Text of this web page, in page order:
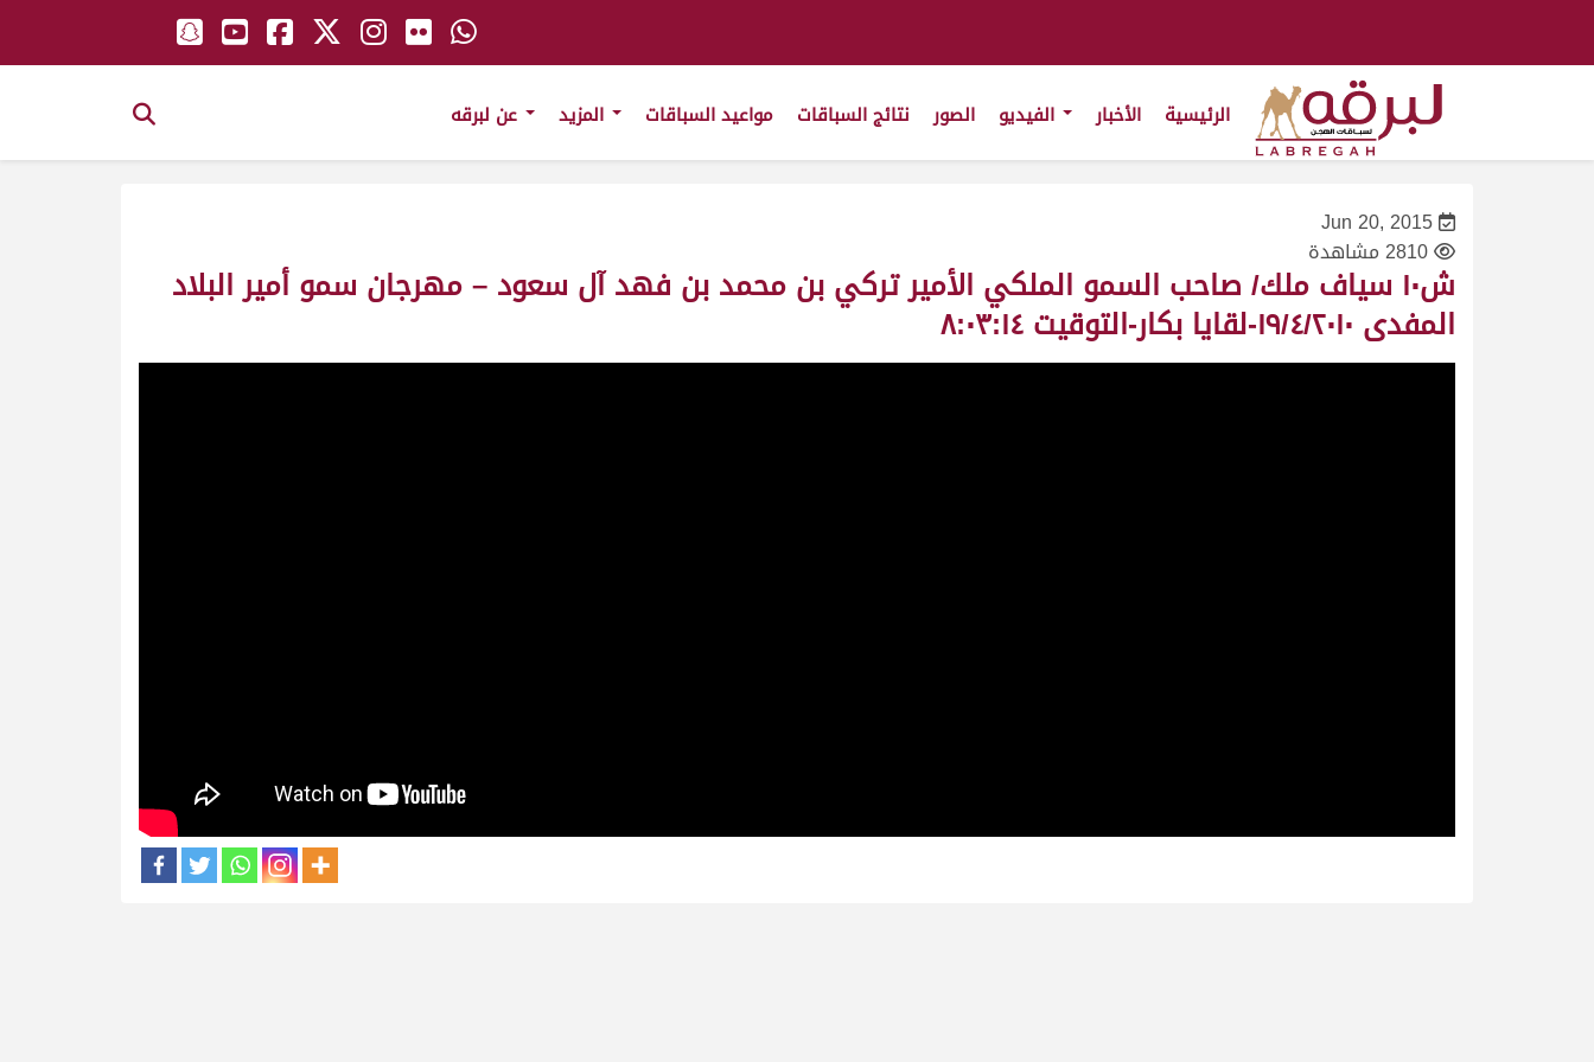
الرئيسية الأخبار الصور نتائج السباقات مواعيد السباقات
Jun 20, 2015
2810 مشاهدة
ش١٠ سياف ملك/ صاحب السمو الملكي الأمير تركي بن محمد بن فهد آل سعود – مهرجان سمو أمير البلاد
المفدى ١٩/٤/٢٠١٠-لقايا بكار-التوقيت ٨:٠٣:١٤